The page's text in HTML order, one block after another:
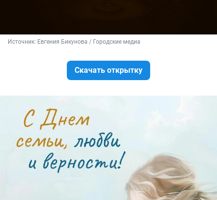
Источник: Евгения Бикунова / Городские медиа
Скачать открытку